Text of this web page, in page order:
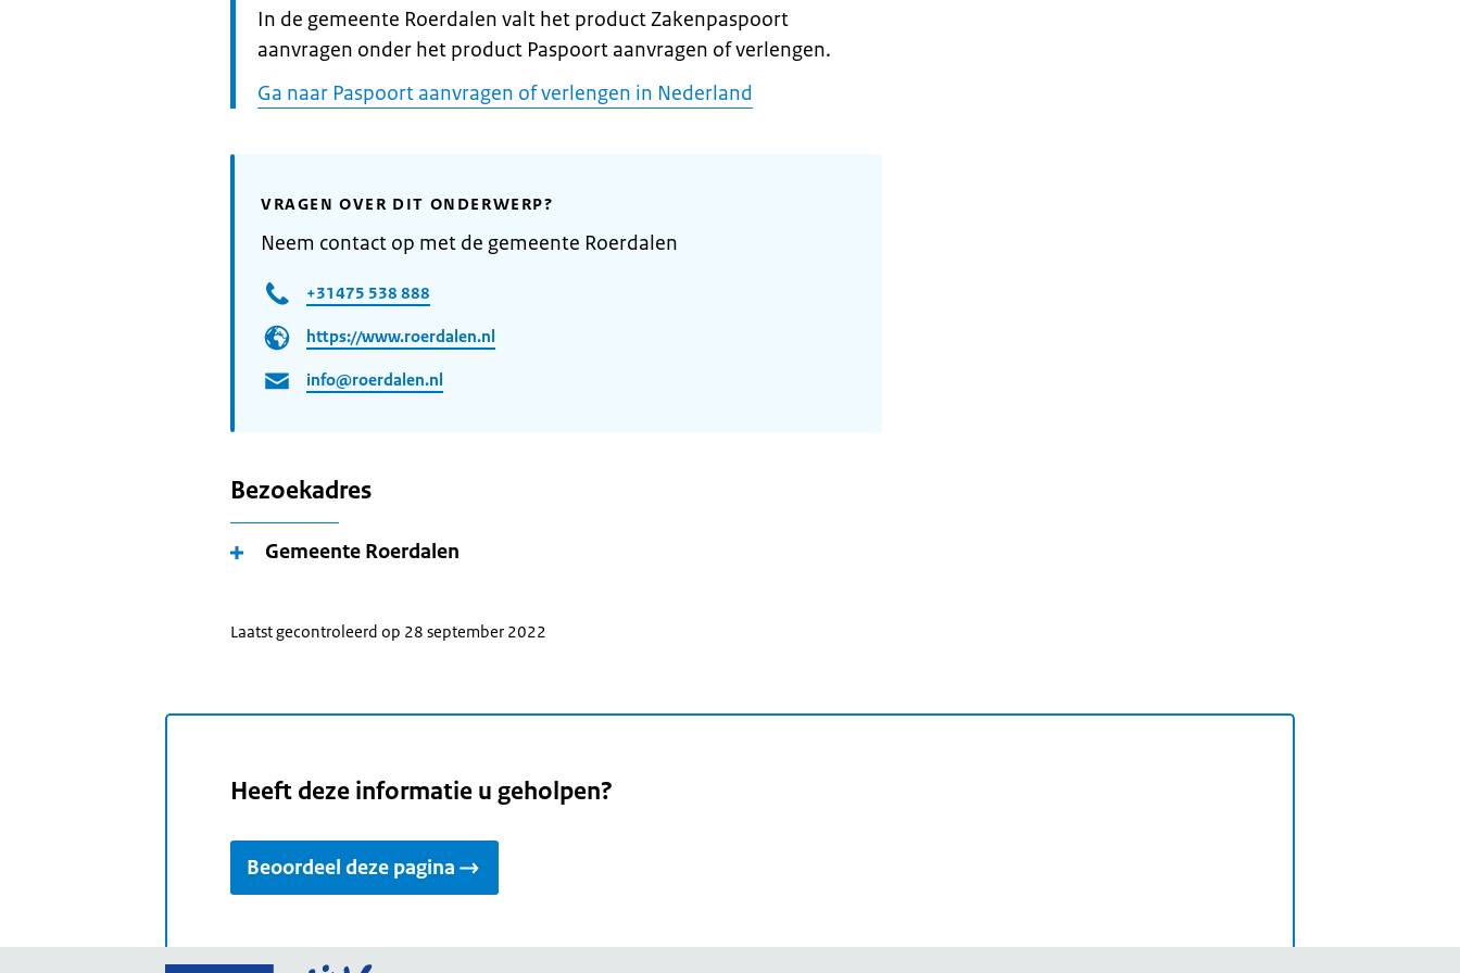
Informatie:
In de gemeente Roerdalen valt het product Zakenpaspoort
aanvragen onder het product Paspoort aanvragen of verlengen.
Ga naar Paspoort aanvragen of verlengen in Nederland
VRAGEN OVER DIT ONDERWERP?
Neem contact op met de gemeente Roerdalen
+31475 538 888
https://www.roerdalen.nl
info@roerdalen.nl
Bezoekadres
Gemeente Roerdalen
Laatst gecontroleerd op 28 september 2022
Heeft deze informatie u geholpen?
Beoordeel deze pagina